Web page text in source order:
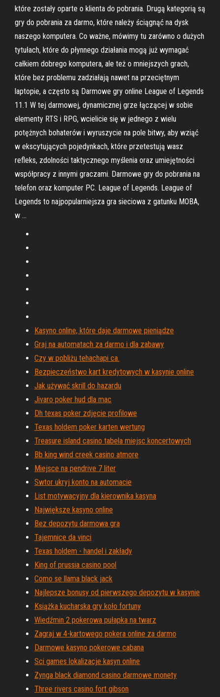
które zostały oparte o klienta do pobrania. Drugą kategorią są
gry do pobrania za darmo, które należy ściągnąć na dysk
naszego komputera. Co ważne, mówimy tu zarówno o dużych
tytułach, które do płynnego działania mogą już wymagać
całkiem dobrego komputera, ale też o mniejszych grach,
które bez problemu zadziałają nawet na przeciętnym
laptopie, a często są Darmowe gry online League of Legends
11.1 W tej darmowej, dynamicznej grze łączącej w sobie
elementy RTS i RPG, wcielicie się w jednego z wielu
potężnych bohaterów i wyruszycie na pole bitwy, aby wziąć
w ekscytujących pojedynkach, które przetestują wasz
refleks, zdolności taktycznego myślenia oraz umiejętności
współpracy z innymi graczami. Darmowe gry do pobrania na
telefon oraz komputer PC. League of Legends. League of
Legends to najpopularniejsza gra sieciowa z gatunku MOBA,
w …
Kasyno online, które daje darmowe pieniądze
Graj na automatach za darmo i dla zabawy
Czy w pobliżu tehachapi ca.
Bezpieczeństwo kart kredytowych w kasynie online
Jak używać skrill do hazardu
Jivaro poker hud dla mac
Dh texas poker zdjęcie profilowe
Texas holdem poker karten wertung
Treasure island casino tabela miejsc koncertowych
Bb king wind creek casino atmore
Miejsce na pendrive 7 liter
Swtor ukryj konto na automacie
List motywacyjny dla kierownika kasyna
Największe kasyno online
Bez depozytu darmowa gra
Tajemnice da vinci
Texas holdem - handel i zakłady
King of prussia casino pool
Como se llama black jack
Najlepsze bonusy od pierwszego depozytu w kasynie
Książka kucharska gry koło fortuny
Wiedźmin 2 pokerowa pułapka na twarz
Zagraj w 4-kartowego pokera online za darmo
Darmowe kasyno pokerowe cabana
Sci games lokalizacje kasyn online
Zynga black diamond casino darmowe monety
Three rivers casino fort gibson